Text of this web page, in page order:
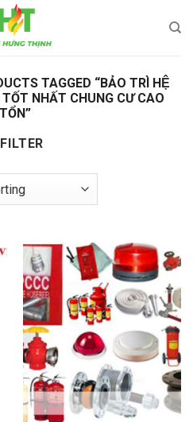
TAGGED “BẢO TRÌ HỆ
NHẤT CHUNG CƯ CAO
TỔN”
FILTER